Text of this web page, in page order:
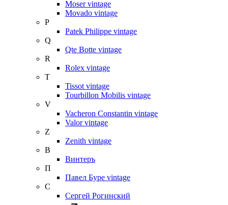
Moser vintage
Movado vintage
P
Patek Philippe vintage
Q
Qte Botte vintage
R
Rolex vintage
T
Tissot vintage
Tourbillon Mobilis vintage
V
Vacheron Constantin vintage
Valor vintage
Z
Zenith vintage
В
Винтеръ
П
Павел Буре vintage
С
Сергей Рогинский